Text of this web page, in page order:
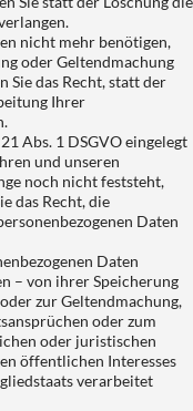
nicht mehr benötigen,
oder Geltendmachung
Sie das Recht, statt der
Ihrer
Abs. 1 DSGVO eingelegt
und unseren
noch nicht feststeht,
das Recht, die
Daten
Daten
– von ihrer Speicherung
zur Geltendmachung,
oder zum
oder juristischen
öffentlichen Interesses
verarbeitet